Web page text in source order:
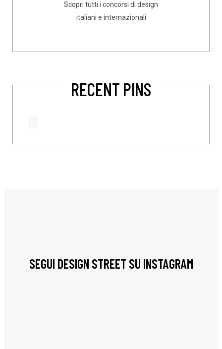
Scopri tutti i concorsi di design
italiani e internazionali
RECENT PINS
SEGUI DESIGN STREET SU INSTAGRAM